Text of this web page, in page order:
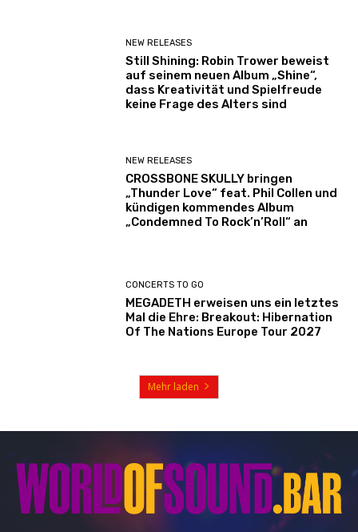
NEW RELEASES
Still Shining: Robin Trower beweist
auf seinem neuen Album „Shine“,
dass Kreativität und Spielfreude
keine Frage des Alters sind
NEW RELEASES
CROSSBONE SKULLY bringen
„Thunder Love“ feat. Phil Collen und
kündigen kommendes Album
„Condemned To Rock’n’Roll“ an
CONCERTS TO GO
MEGADETH erweisen uns ein letztes
Mal die Ehre: Breakout: Hibernation
Of The Nations Europe Tour 2027
Mehr laden